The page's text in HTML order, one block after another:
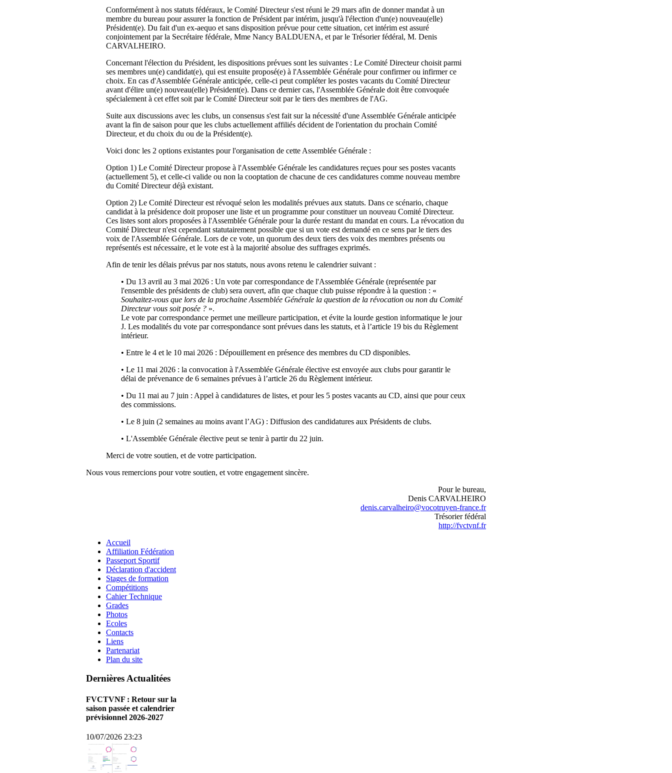
Conformément à nos statuts fédéraux, le Comité Directeur s'est réuni le 29 mars afin de donner mandat à un
membre du bureau pour assurer la fonction de Président par intérim, jusqu'à l'élection d'un(e) nouveau(elle)
Président(e). Du fait d'un ex-aequo et sans disposition prévue pour cette situation, cet intérim est assuré
conjointement par la Secrétaire fédérale, Mme Nancy BALDUENA, et par le Trésorier fédéral, M. Denis
CARVALHEIRO.
Concernant l'élection du Président, les dispositions prévues sont les suivantes : Le Comité Directeur choisit parmi
ses membres un(e) candidat(e), qui est ensuite proposé(e) à l'Assemblée Générale pour confirmer ou infirmer ce
choix. En cas d'Assemblée Générale anticipée, celle-ci peut compléter les postes vacants du Comité Directeur
avant d'élire un(e) nouveau(elle) Président(e). Dans ce dernier cas, l'Assemblée Générale doit être convoquée
spécialement à cet effet soit par le Comité Directeur soit par le tiers des membres de l'AG.
Suite aux discussions avec les clubs, un consensus s'est fait sur la nécessité d'une Assemblée Générale anticipée
avant la fin de saison pour que les clubs actuellement affiliés décident de l'orientation du prochain Comité
Directeur, et du choix du ou de la Président(e).
Voici donc les 2 options existantes pour l'organisation de cette Assemblée Générale :
Option 1) Le Comité Directeur propose à l'Assemblée Générale les candidatures reçues pour ses postes vacants
(actuellement 5), et celle-ci valide ou non la cooptation de chacune de ces candidatures comme nouveau membre
du Comité Directeur déjà existant.
Option 2) Le Comité Directeur est révoqué selon les modalités prévues aux statuts. Dans ce scénario, chaque
candidat à la présidence doit proposer une liste et un programme pour constituer un nouveau Comité Directeur.
Ces listes sont alors proposées à l'Assemblée Générale pour la durée restant du mandat en cours. La révocation du
Comité Directeur n'est cependant statutairement possible que si un vote est demandé en ce sens par le tiers des
voix de l'Assemblée Générale. Lors de ce vote, un quorum des deux tiers des voix des membres présents ou
représentés est nécessaire, et le vote est à la majorité absolue des suffrages exprimés.
Afin de tenir les délais prévus par nos statuts, nous avons retenu le calendrier suivant :
• Du 13 avril au 3 mai 2026 : Un vote par correspondance de l'Assemblée Générale (représentée par
l'ensemble des présidents de club) sera ouvert, afin que chaque club puisse répondre à la question : «
Souhaitez-vous que lors de la prochaine Assemblée Générale la question de la révocation ou non du Comité
Directeur vous soit posée ? ».
Le vote par correspondance permet une meilleure participation, et évite la lourde gestion informatique le jour
J. Les modalités du vote par correspondance sont prévues dans les statuts, et à l’article 19 bis du Règlement
intérieur.
• Entre le 4 et le 10 mai 2026 : Dépouillement en présence des membres du CD disponibles.
• Le 11 mai 2026 : la convocation à l'Assemblée Générale élective est envoyée aux clubs pour garantir le
délai de prévenance de 6 semaines prévues à l’article 26 du Règlement intérieur.
• Du 11 mai au 7 juin : Appel à candidatures de listes, et pour les 5 postes vacants au CD, ainsi que pour ceux
des commissions.
• Le 8 juin (2 semaines au moins avant l’AG) : Diffusion des candidatures aux Présidents de clubs.
• L'Assemblée Générale élective peut se tenir à partir du 22 juin.
Merci de votre soutien, et de votre participation.
Nous vous remercions pour votre soutien, et votre engagement sincère.
Pour le bureau,
Denis CARVALHEIRO
denis.carvalheiro@vocotruyen-france.fr
Trésorier fédéral
http://fvctvnf.fr
Accueil
Affiliation Fédération
Passeport Sportif
Déclaration d'accident
Stages de formation
Compétitions
Cahier Technique
Grades
Photos
Ecoles
Contacts
Liens
Partenariat
Plan du site
Dernières Actualitées
FVCTVNF : Retour sur la
saison passée et calendrier
prévisionnel 2026-2027
10/07/2026 23:23